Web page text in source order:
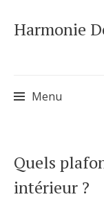
Harmonie
Menu
to
content
Quels
intérieur ?